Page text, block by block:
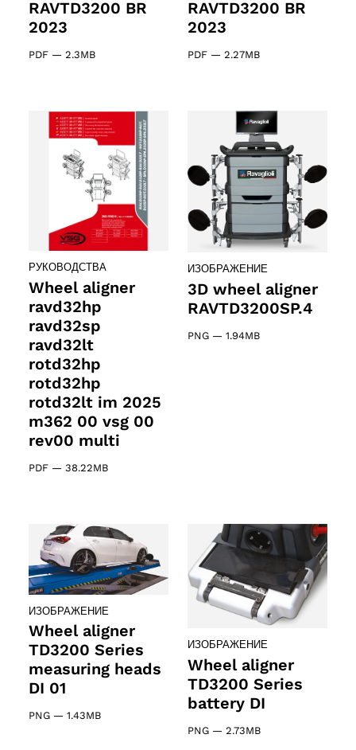
RAVTD3200 BR
2023
PDF — 2.3MB
RAVTD3200 BR
2023
PDF — 2.27MB
РУКОВОДСТВА
Wheel aligner
ravd32hp
ravd32sp
ravd32lt
rotd32hp
rotd32hp
rotd32lt im 2025
m362 00 vsg 00
rev00 multi
PDF — 38.22MB
ИЗОБРАЖЕНИЕ
3D wheel aligner
RAVTD3200SP.4
PNG — 1.94MB
ИЗОБРАЖЕНИЕ
Wheel aligner
TD3200 Series
measuring heads
DI 01
PNG — 1.43MB
ИЗОБРАЖЕНИЕ
Wheel aligner
TD3200 Series
battery DI
PNG — 2.73MB